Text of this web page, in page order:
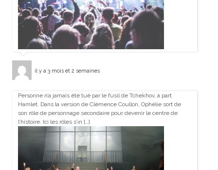
il y a 3 mois et 2 semaines
Personne n’a jamais été tué par le fusil de Tchekhov, à part
Hamlet. Dans la version de Clémence Coullon, Ophélie sort de
son rôle de personnage secondaire pour devenir le centre de
l’histoire. Ici les rôles s’in […]